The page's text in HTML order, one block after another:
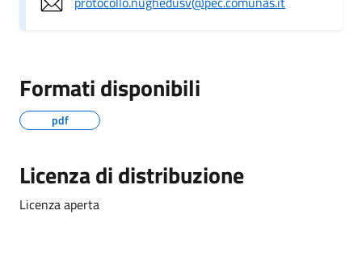
Formati disponibili
pdf
Licenza di distribuzione
Licenza aperta